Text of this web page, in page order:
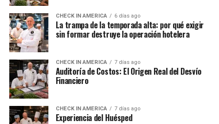
CHECK IN AMERICA 6 días ago
La trampa de la temporada alta: por qué exigir
sin formar destruye la operación hotelera
CHECK IN AMERICA 7 días ago
Auditoría de Costos: El Origen Real del Desvío
Financiero
CHECK IN AMERICA 7 días ago
Experiencia del Huésped